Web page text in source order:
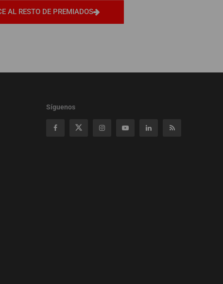
AL RESTO DE PREMIADOS
Síguenos